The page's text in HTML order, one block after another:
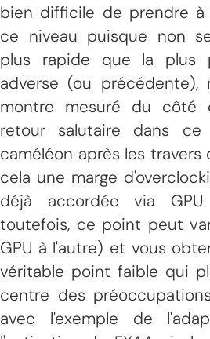
bien difficile de prendre à
ce niveau puisque non
plus rapide que la plus
adverse (ou
montre mesuré du côté
retour salutaire dans
caméléon après les travers
cela une marge
déjà accordée via
toutefois, ce point peut
GPU à l'autre) et vous
véritable point faible qui
centre des
avec l'exemple de